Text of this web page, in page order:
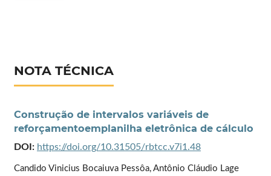
NOTA TÉCNICA
Construção de intervalos variáveis de
reforçamentoemplanilha eletrônica de cálculo
DOI: https://doi.org/10.31505/rbtcc.v7i1.48
Candido Vinicius Bocaiuva Pessôa, Antônio Cláudio Lage